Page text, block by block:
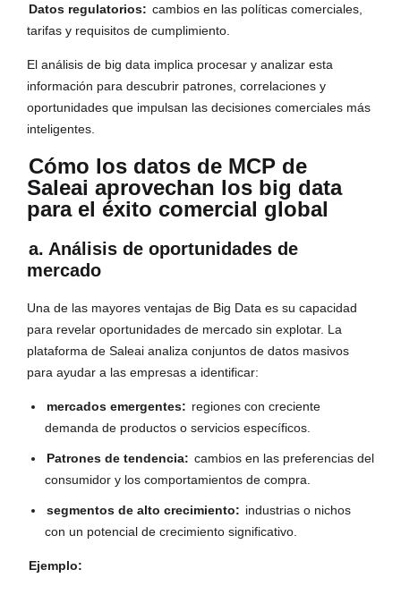
Datos regulatorios: cambios en las políticas comerciales,
tarifas y requisitos de cumplimiento.
El análisis de big data implica procesar y analizar esta
información para descubrir patrones, correlaciones y
oportunidades que impulsan las decisiones comerciales más
inteligentes.
Cómo los datos de MCP de
Saleai aprovechan los big data
para el éxito comercial global
a. Análisis de oportunidades de
mercado
Una de las mayores ventajas de Big Data es su capacidad
para revelar oportunidades de mercado sin explotar. La
plataforma de Saleai analiza conjuntos de datos masivos
para ayudar a las empresas a identificar:
mercados emergentes: regiones con creciente
demanda de productos o servicios específicos.
Patrones de tendencia: cambios en las preferencias del
consumidor y los comportamientos de compra.
segmentos de alto crecimiento: industrias o nichos
con un potencial de crecimiento significativo.
Ejemplo: